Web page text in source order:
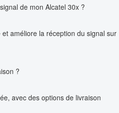
de mon Alcatel 30x ?
améliore la réception du signal sur
?
avec des options de livraison